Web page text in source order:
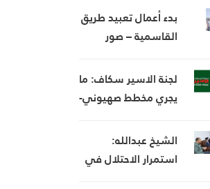
الثانية
بدء أعمال تعبيد طريق
القاسمية – صور
لجنة الاسير سكاف: ما
يجري مخطط صهيوني-
الشيخ عبدالله:
استمرار الاحتلال في